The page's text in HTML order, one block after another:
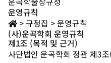
운영규칙
>규정집 >운영규칙
(사)운곡학회 운영규칙
제1조 (목적 및 근거)
사단법인 운곡학회 정관 제3